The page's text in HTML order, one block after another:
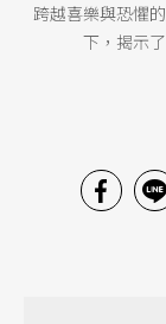
跨越喜樂與恐懼
下，揭示